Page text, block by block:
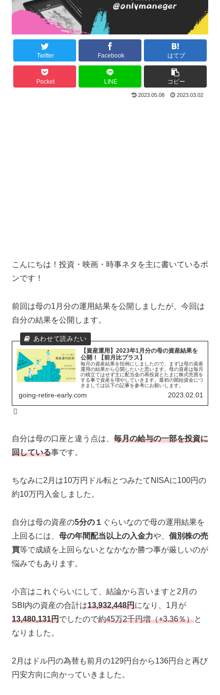
Twitter Facebook はてブ
Pocket LINE コピー
2023.05.08 2023.03.02
こんにちは！投資・映画・時事ネタを主に書いているポ
ンです！
前回は母の1月分の運用結果を公開しましたが、今回は
自分の結果を公開します。
【資産運用】2023年1月分の母の資産結果を
公開！【前月比プラス】
毎月の資産結果を恒例にしましたので、まずは母の資産
運用の結果から公開したいと思います。母の資産は毎月
の積立てはせず主に配当金の再投資とたまに株式売買を
する事で資産を増やしていきます。最初の開始資金につ
きましては以下の記事を参考にお願いします。
going-retire-early.com 2023.02.01
自分は母の口座と違う点は、 毎月の給与の一部を投資に
回している事です。
ちなみに2月は10万円ドル転とつみたてNISAに100円の
約10万円入金しました。
自分は母の資産の5分の１ ぐらいなので母の運用結果を
上回るには、 母の年間配当以上の入金力や、 個別株の売
買等で成績を上回らないとなかなか勝つ事が厳しいのが
悩みでもあります。
小言はこれぐらいにして、結論から言いますと2月の
SBI内の資産の合計は13,932,448円になり、1月が
13,480,131円でしたので約45万2千円増（+3.36％）と
なりました。
2月はドル円の為替も前月の129円台から136円台と再び
円安方向に向かっていきました。